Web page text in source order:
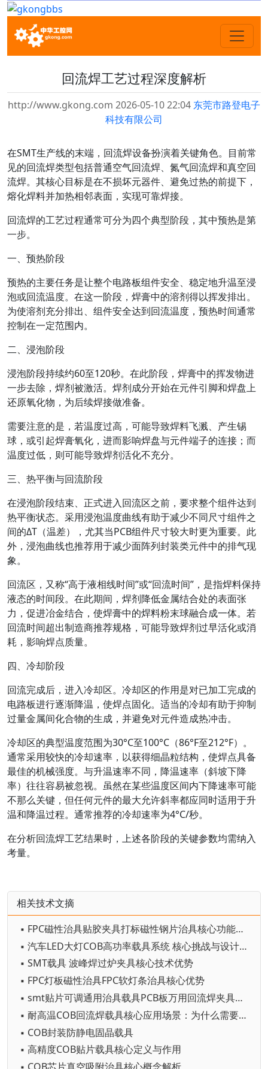
回流焊工艺过程深度解析
http://www.gkong.com 2026-05-10 22:04 东莞市路登电子
科技有限公司
在SMT生产线的末端，回流焊设备扮演着关键角色。目前常
见的回流焊类型包括普通空气回流焊、氮气回流焊和真空回
流焊。其核心目标是在不损坏元器件、避免过热的前提下，
熔化焊料并加热相邻表面，实现可靠焊接。
回流焊的工艺过程通常可分为四个典型阶段，其中预热是第
一步。
一、预热阶段
预热的主要任务是让整个电路板组件安全、稳定地升温至浸
泡或回流温度。在这一阶段，焊膏中的溶剂得以挥发排出。
为使溶剂充分排出、组件安全达到回流温度，预热时间通常
控制在一定范围内。
二、浸泡阶段
浸泡阶段持续约60至120秒。在此阶段，焊膏中的挥发物进
一步去除，焊剂被激活。焊剂成分开始在元件引脚和焊盘上
还原氧化物，为后续焊接做准备。
需要注意的是，若温度过高，可能导致焊料飞溅、产生锡
球，或引起焊膏氧化，进而影响焊盘与元件端子的连接；而
温度过低，则可能导致焊剂活化不充分。
三、热平衡与回流阶段
在浸泡阶段结束、正式进入回流区之前，要求整个组件达到
热平衡状态。采用浸泡温度曲线有助于减少不同尺寸组件之
间的ΔT（温差），尤其当PCB组件尺寸较大时更为重要。此
外，浸泡曲线也推荐用于减少面阵列封装类元件中的排气现
象。
回流区 ，又称“高于液相线时间”或“回流时间”，是指焊料保持
液态的时间段。在此期间，焊剂降低金属结合处的表面张
力，促进冶金结合，使焊膏中的焊料粉末球融合成一体。若
回流时间超出制造商推荐规格，可能导致焊剂过早活化或消
耗，影响焊点质量。
四、冷却阶段
回流完成后，进入冷却区。冷却区的作用是对已加工完成的
电路板进行逐渐降温，使焊点固化。适当的冷却有助于抑制
过量金属间化合物的生成，并避免对元件造成热冲击。
冷却区的典型温度范围为30°C至100°C（86°F至212°F）。
通常采用较快的冷却速率，以获得细晶粒结构，使焊点具备
最佳的机械强度。与升温速率不同，降温速率（斜坡下降
率）往往容易被忽视。虽然在某些温度区间内下降速率可能
不那么关键，但任何元件的最大允许斜率都应同时适用于升
温和降温过程。通常推荐的冷却速率为4°C/秒。
在分析回流焊工艺结果时，上述各阶段的关键参数均需纳入
考量。
相关技术文摘
▪ FPC磁性治具贴胶夹具打标磁性钢片治具核心功能与原理
▪ 汽车LED大灯COB高功率载具系统 核心挑战与设计目标
▪ SMT载具 波峰焊过炉夹具核心技术优势
▪ FPC灯板磁性治具FPC软灯条治具核心优势
▪ smt贴片可调通用治具载具PCB板万用回流焊夹具卡扣弹簧治具
▪ 耐高温COB回流焊载具核心应用场景：为什么需要它？
▪ COB封装防静电固晶载具
▪ 高精度COB贴片载具核心定义与作用